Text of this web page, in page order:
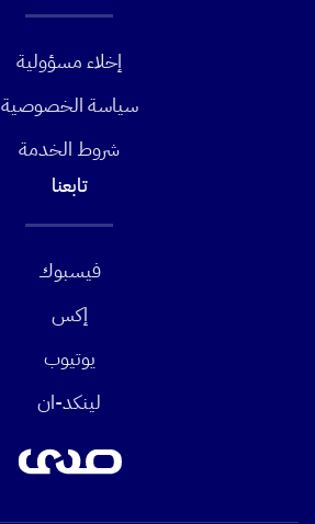
إخلاء مسؤولية
سياسة الخصوصية
شروط الخدمة
تابعنا
فيسبوك
إكس
يوتيوب
لينكد-ان